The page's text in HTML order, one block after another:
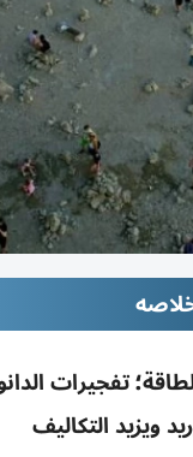
تفجيرات
ويزيد التكاليف